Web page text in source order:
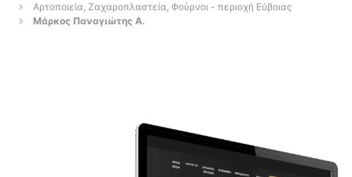
Αρτοποιεία, Ζαχαροπλαστεία, Φούρνοι - περιοχή Εύβοιας
Μάρκος Παναγιώτης Α.